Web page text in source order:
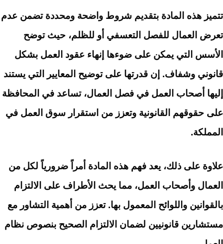
تتميز هذه المادة بتقديم شروط واضحة ومحددة تضمن عدم
تعرض العمال للفصل التعسفي أو للظلم، حيث توضح
الأسس التي يمكن على ضوءها إنهاء عقود العمل بشكل
قانوني وشفاف. إن قدرتها على توضيح المعايير التي يستند
إليها أصحاب العمل في فصل العمال، تساعد في المحافظة
على حقوقهم القانونية وتعزز من استقرار سوق العمل في
المملكة.
علاوة على ذلك، يعد فهم هذه المادة أمراً ضرورياً لكل من
العمال وأصحاب العمل، مما يحث الأطراف على الالتزام
بالقوانين واللوائح المعمول بها. تعزز من أهمية التشاور مع
مستشارين قانونيين لضمان الالتزام الصحيح بنصوص نظام